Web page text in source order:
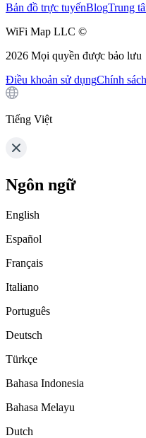
Bản đồ trực tuyếnBlogTrung
WiFi Map LLC ©
2026 Mọi quyền được bảo lưu
Điều khoản sử dụngChính
Tiếng Việt
Ngôn ngữ
English
Español
Français
Italiano
Português
Deutsch
Türkçe
Bahasa Indonesia
Bahasa Melayu
Dutch